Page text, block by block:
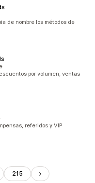
de nombre los métodos de
por volumen, ventas
referidos y VIP
215